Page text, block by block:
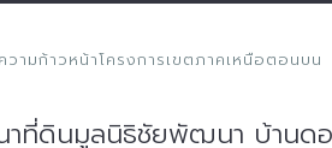
วามก้าวหน้าโครงการเขตภาคเหนือตอนบน
าที่ดินมูลนิธิชัยพัฒนา บ้านด